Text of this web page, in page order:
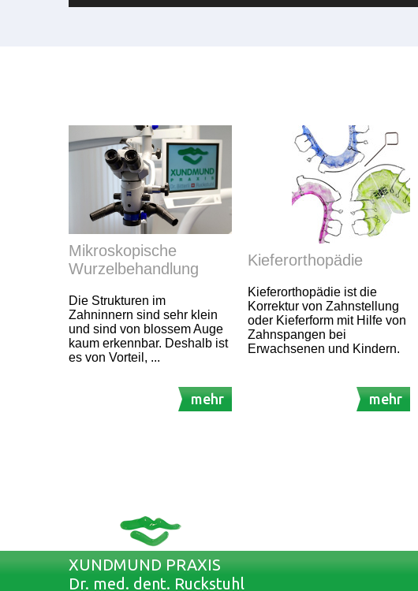
Mikroskopische
Wurzelbehandlung
Die Strukturen im
Zahninnern sind sehr klein
und sind von blossem Auge
kaum erkennbar. Deshalb ist
es von Vorteil, ...
mehr
Kieferorthopädie
Kieferorthopädie ist die
Korrektur von Zahnstellung
oder Kieferform mit Hilfe von
Zahnspangen bei
Erwachsenen und Kindern.
mehr
XUNDMUND PRAXIS
Dr. med. dent. Ruckstuhl